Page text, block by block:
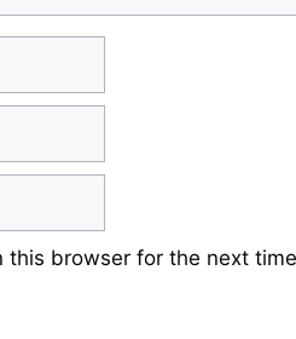
browser for the next